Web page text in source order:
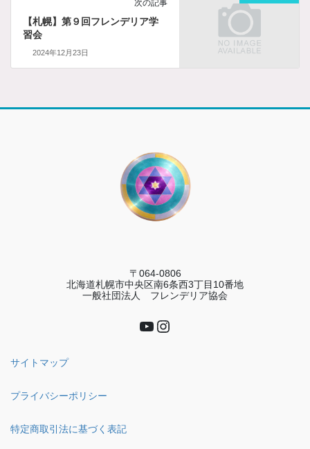
次の記事
【札幌】第９回フレンデリア学
習会
2024年12月23日
〒064-0806
北海道札幌市中央区南6条西3丁目10番地
一般社団法人 フレンデリア協会
YouTube
Instagram
サイトマップ
プライバシーポリシー
特定商取引法に基づく表記